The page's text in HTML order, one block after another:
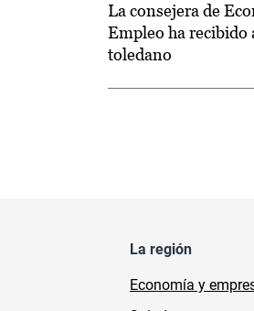
La consejera de
Empleo ha recibido
toledano
La región
Economía y